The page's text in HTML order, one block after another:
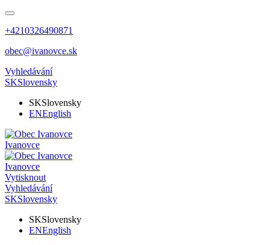
+4210326490871
obec@ivanovce.sk
Vyhledávání
SKSlovensky
SKSlovensky
ENEnglish
Ivanovce
Ivanovce
Vytisknout
Vyhledávání
SKSlovensky
SKSlovensky
ENEnglish